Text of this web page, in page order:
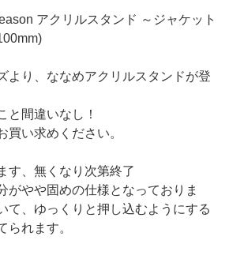
アクリルスタンド ～ジャケット
より、ななめアクリルスタンドが登
と間違いなし！
買い求めください。
す、無くなり次第終了
がやや固めの仕様となっておりま
て、ゆっくりと押し込むようにする
られます。